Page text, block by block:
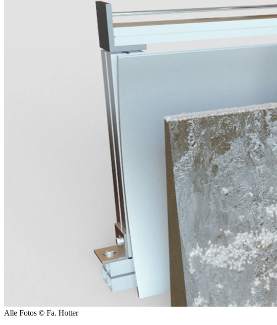
Alle Fotos © Fa. Hotter